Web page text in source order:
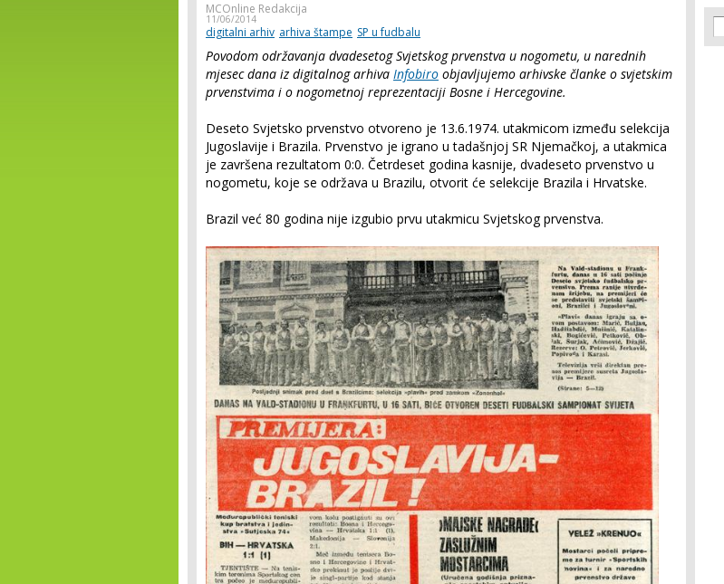
MCOnline Redakcija
11/06/2014
digitalni arhiv arhiva štampe SP u fudbalu
Povodom održavanja dvadesetog Svjetskog prvenstva u nogometu, u narednih
mjesec dana iz digitalnog arhiva Infobiro objavljujemo arhivske članke o svjetskim
prvenstvima i o nogometnoj reprezentaciji Bosne i Hercegovine.
Deseto Svjetsko prvenstvo otvoreno je 13.6.1974. utakmicom između selekcija
Jugoslavije i Brazila. Prvenstvo je igrano u tadašnjoj SR Njemačkoj, a utakmica
je završena rezultatom 0:0. Četrdeset godina kasnije, dvadeseto prvenstvo u
nogometu, koje se održava u Brazilu, otvorit će selekcije Brazila i Hrvatske.
Brazil već 80 godina nije izgubio prvu utakmicu Svjetskog prvenstva.